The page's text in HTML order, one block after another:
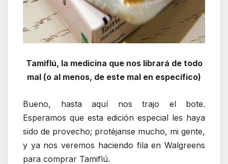
Tamiflú, la medicina que nos librará de todo
mal (o al menos, de este mal en específico)
Bueno, hasta aquí nos trajo el bote.
Esperamos que esta edición especial les haya
sido de provecho; protéjanse mucho, mi gente,
y ya nos veremos haciendo fila en Walgreens
para comprar Tamiflú.